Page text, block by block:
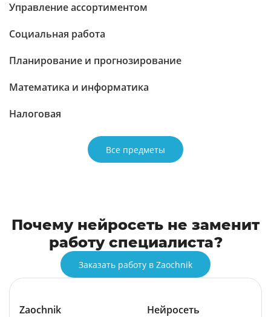
Управление ассортиментом
Социальная работа
Планирование и прогнозирование
Математика и информатика
Налоговая
Все предметы
Почему нейросеть не заменит
работу специалиста?
Заказать работу в Zaochnik
Zaochnik Нейросеть